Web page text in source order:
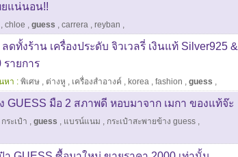
ยแน่นอน!!
, chloe , guess , carrera , reyban ,
ดทั้งร้าน เครื่องประดับ จิวเวลรี่ เงินแท้ Silver925 &
รายการ
หา : พิเศษ , ต่างหู , เครื่องสำอางค์ , korea , fashion , guess ,
GUESS มือ 2 สภาพดี หอบมาจาก เมกา ของแท้จ๊ะ
กระเป๋า , guess , แบรน์แนม , กระเป๋าสะพายข้าง guess ,